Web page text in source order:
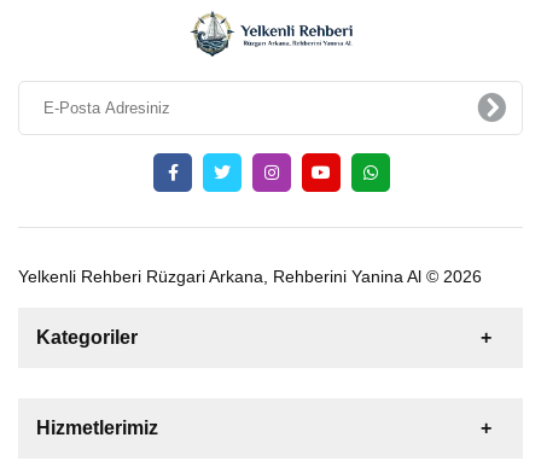
Yelkenli Rehberi Rüzgari Arkana, Rehberini Yanina Al © 2026
Kategoriler
Tekne
Hizmetlerimiz